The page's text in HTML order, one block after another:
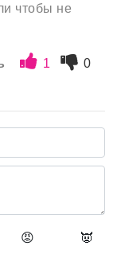
чтобы не
1
0
😡 👿